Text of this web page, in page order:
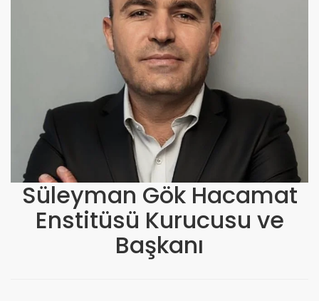
Süleyman Gök Hacamat
Enstitüsü Kurucusu ve
Başkanı